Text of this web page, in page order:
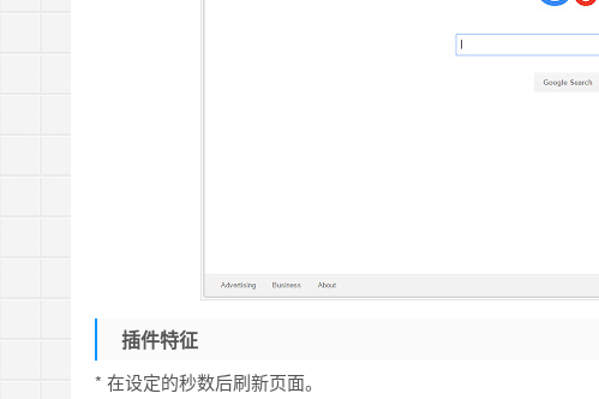
插件特征
* 在设定的秒数后刷新页面。